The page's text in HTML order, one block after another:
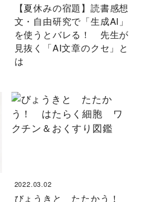
【夏休みの宿題】読書感想
文・自由研究で「生成AI」
を使うとバレる！ 先生が
見抜く「AI文章のクセ」と
は
2022.03.02
びょうきと たたかう！